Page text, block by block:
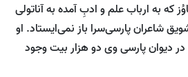
که به ارباب علم و ادبِ آمده به آناتولی
شاعران پارسی‌سرا باز نمی‌ایستاد. او
دیوان پارسی وی دو هزار بیت وجود